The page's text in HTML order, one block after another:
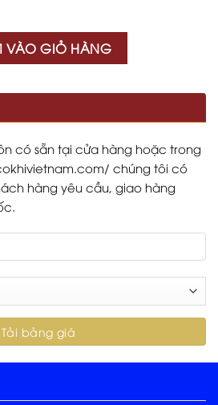
VÀO GIỎ HÀNG
có sẵn tại cửa hàng hoặc trong
chúng tôi có
hàng yêu cầu, giao hàng